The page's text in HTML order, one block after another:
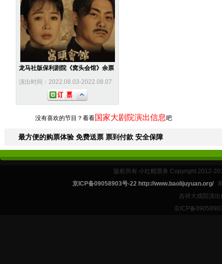
龙马社版保利剧院《窝头会馆》余票
演出时间：2022.08.03-2022.08.07
没有喜欢的节目？看看国家大剧院演出信息吧
最方便的购票体验 免费送票 票到付款 安全保障
版权所有 小红帽票务 Copyright 2012-
京ICP备09058903号-22 http://www.baolijuyuan.org/
吉祥大戏院演
京ICP备